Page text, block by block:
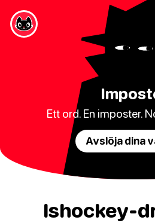
Ett ord. En imposter.
Avslöja dina
Ishockey-